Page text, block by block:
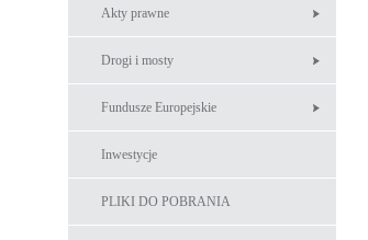
Akty prawne
Drogi i mosty
Fundusze Europejskie
Inwestycje
PLIKI DO POBRANIA